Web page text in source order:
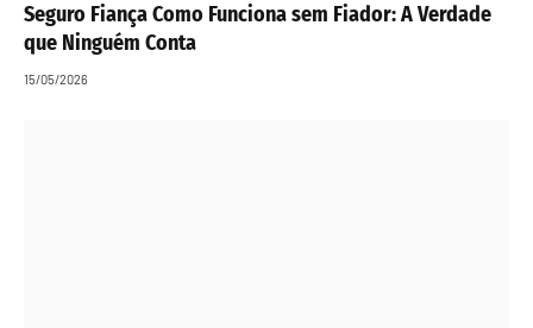
Seguro Fiança Como Funciona sem Fiador: A Verdade
que Ninguém Conta
15/05/2026